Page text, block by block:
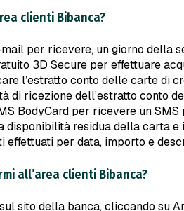
clienti Bibanca?
per ricevere, un giorno della
3D Secure per effettuare
l’estratto conto delle carte di
di ricezione dell’estratto conto
BodyCard per ricevere un
disponibilità residua della carta
effettuati per data, importo e
all’area clienti Bibanca?
sito della banca, cliccando su